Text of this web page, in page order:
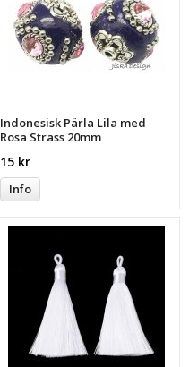
Indonesisk Pärla Lila med
Rosa Strass 20mm
15 kr
Info